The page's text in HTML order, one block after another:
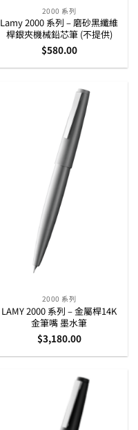
2000 系列
Lamy 2000 系列 – 磨砂黑纖維
桿銀夾機械鉛芯筆 (不提供)
$580.00
2000 系列
LAMY 2000 系列 – 金屬桿14K
金筆嘴 墨水筆
$3,180.00